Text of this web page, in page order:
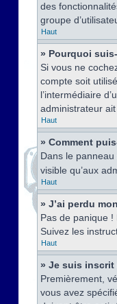
des
groupe
Haut
» Pourquoi
Si vous ne
compte soit
l’intermédiaire
administrateur
Haut
» Comment
Dans le
visible qu’aux
Haut
» J’ai perdu
Pas de panique
Suivez les
Haut
» Je suis inscrit
Premièrement,
vous avez